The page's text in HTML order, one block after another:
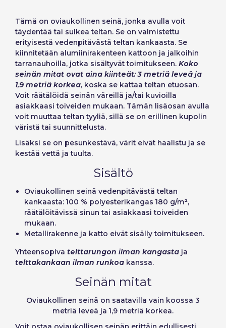
Käyttäjä (VAT):
Salasana:
Muista salasana: Kyllä Ei
Pääsy
Luo tili
Español
English
Português
Français
Deutsch
Italiano
Sverige
Denmark
Slovenija
Finnish
Tämä on ovi­aukollinen seinä, jonka avulla voit
täydentää tai sulkea teltan. Se on valmistettu
erityisestä vedenpitävästä teltan kankaasta. Se
kiinnitetään alumiinirakenteen kattoon ja jalkoihin
tarranauhoilla, jotka sisältyvät toimitukseen. Koko
seinän mitat ovat aina kiinteät: 3 metriä leveä ja
1,9 metriä korkea, koska se kattaa teltan etuosan.
Voit räätälöidä seinän väreillä ja/tai kuvioilla
asiakkaasi toiveiden mukaan. Tämän lisäosan avulla
voit muuttaa teltan tyyliä, sillä se on erillinen kupolin
väristä tai suunnittelusta.
Lisäksi se on pesunkestävä, värit eivät haalistu ja se
kestää vettä ja tuulta.
Sisältö
Ovi­aukollinen seinä vedenpitävästä teltan
kankaasta: 100 % polyesterikangas 180 g/m²,
räätälöitävissä sinun tai asiakkaasi toiveiden
mukaan.
Metallirakenne ja katto eivät sisälly toimitukseen.
Yhteensopiva telttarungon ilman kangasta ja
telttakankaan ilman runkoa kanssa.
Seinän mitat
Ovi­aukollinen seinä on saatavilla vain koossa 3
metriä leveä ja 1,9 metriä korkea.
Precios por unidad
Yksiköt
Yksikköhinta
Alkaen 1 −1,00 €
Añadiendo producto al carrito
Espera, por favor
Seleccionar número
de elementos a
diseñar
Espere, por favor